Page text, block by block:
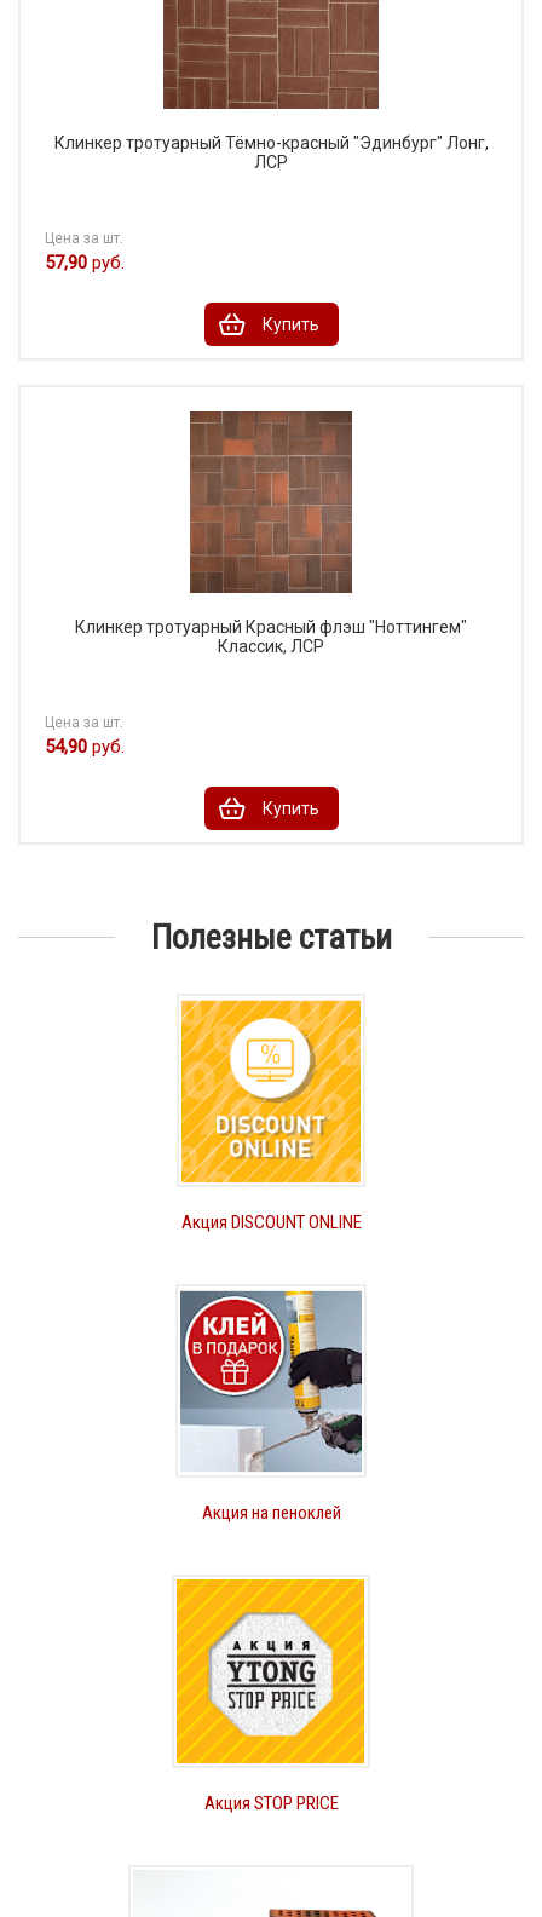
Клинкер тротуарный Тёмно-красный "Эдинбург" Лонг,
ЛСР
Цена за шт.
57,90 руб.
Купить
Клинкер тротуарный Красный флэш "Ноттингем"
Классик, ЛСР
Цена за шт.
54,90 руб.
Купить
Полезные статьи
Акция DISCOUNT ONLINE
Акция на пеноклей
Акция STOP PRICE